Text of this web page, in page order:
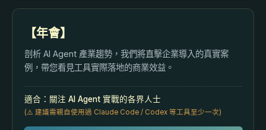
【年會】
剖析 AI Agent 產業趨勢，我們將直擊企業導入的真實案
例，帶您看見工具實際落地的商業效益。
適合：關注 AI Agent 實戰的各界人士
(⚠️ 建議需親自使用過 Claude Code / Codex 等工具至少一次)